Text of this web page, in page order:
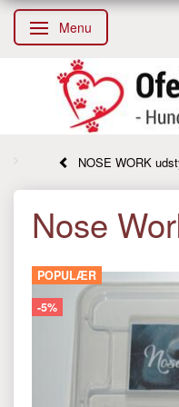
Skifte navigation
Menu
NOSE WORK
Nose
POPULÆR
-5%